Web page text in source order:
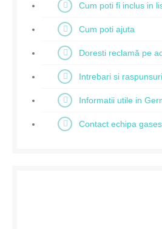
Cum poti fi inclus in
Cum poti ajuta
Doresti reclamă pe
Intrebari si raspunsuri
Informatii utile in
Contact echipa